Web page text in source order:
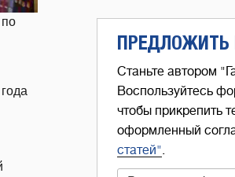
ПРЕДЛОЖИТЬ
Станьте автором
Воспользуйтесь
чтобы прикрепить
оформленный
статей".